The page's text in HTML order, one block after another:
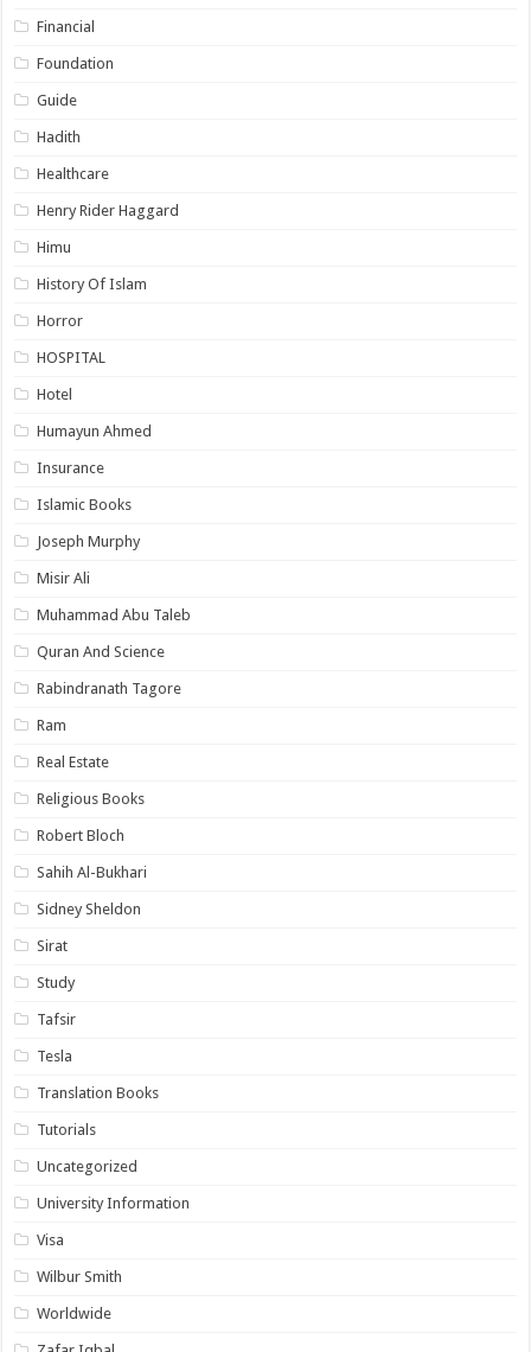
Financial
Foundation
Guide
Hadith
Healthcare
Henry Rider Haggard
Himu
History Of Islam
Horror
HOSPITAL
Hotel
Humayun Ahmed
Insurance
Islamic Books
Joseph Murphy
Misir Ali
Muhammad Abu Taleb
Quran And Science
Rabindranath Tagore
Ram
Real Estate
Religious Books
Robert Bloch
Sahih Al-Bukhari
Sidney Sheldon
Sirat
Study
Tafsir
Tesla
Translation Books
Tutorials
Uncategorized
University Information
Visa
Wilbur Smith
Worldwide